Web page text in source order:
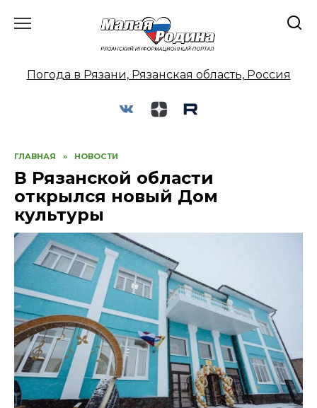
Погода в Рязани, Рязанская область, Россия
ГЛАВНАЯ » НОВОСТИ
В Рязанской области
открылся новый Дом
культуры